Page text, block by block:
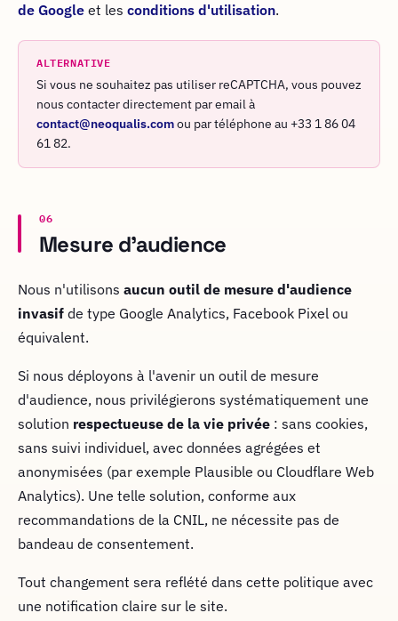
de Google et les conditions d'utilisation.
ALTERNATIVE
Si vous ne souhaitez pas utiliser reCAPTCHA, vous pouvez
nous contacter directement par email à
contact@neoqualis.comou par téléphone au +33 1 86 04
61 82.
06
Mesure d'audience
Nous n'utilisons aucun outil de mesure d'audience
invasif de type Google Analytics, Facebook Pixel ou
équivalent.
Si nous déployons à l'avenir un outil de mesure
d'audience, nous privilégierons systématiquement une
solution respectueuse de la vie privée : sans cookies,
sans suivi individuel, avec données agrégées et
anonymisées (par exemple Plausible ou Cloudflare Web
Analytics). Une telle solution, conforme aux
recommandations de la CNIL, ne nécessite pas de
bandeau de consentement.
Tout changement sera reflété dans cette politique avec
une notification claire sur le site.